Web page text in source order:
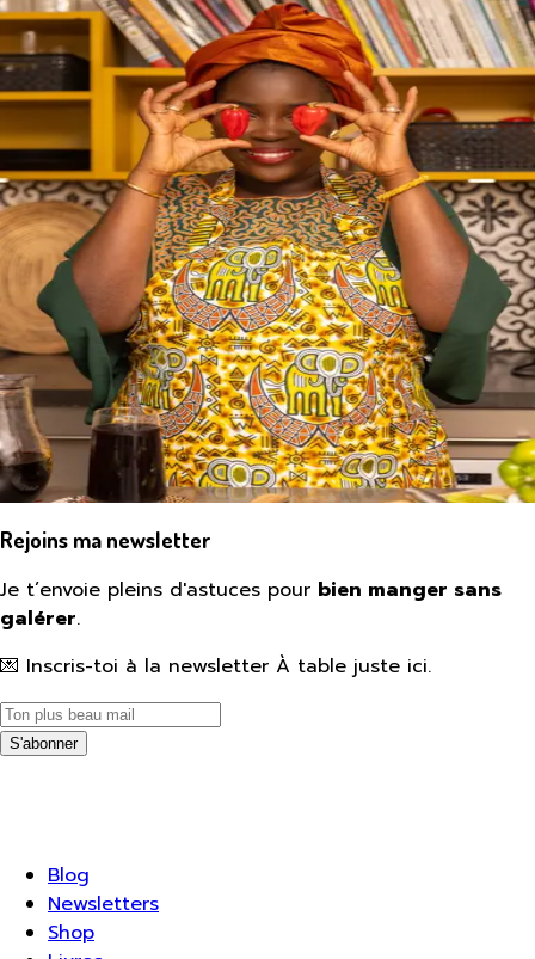
Rejoins ma newsletter
Je t’envoie pleins d'astuces pour bien manger sans
galérer.
💌 Inscris-toi à la newsletter À table juste ici.
S'abonner
Blog
Newsletters
Shop